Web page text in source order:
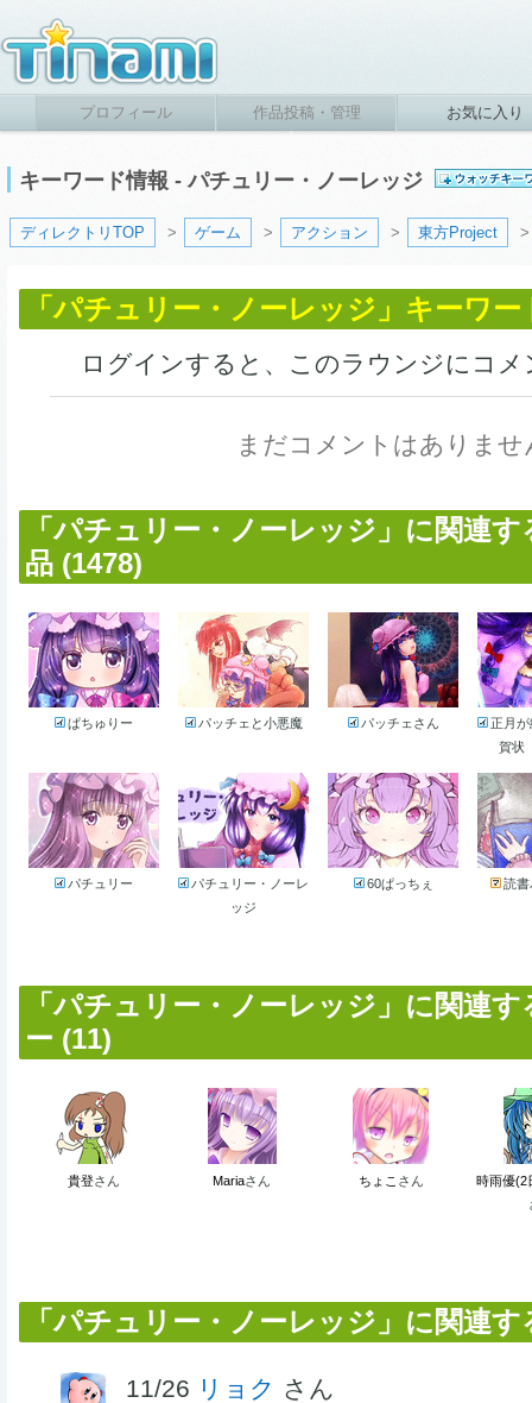
プロフィール 作品投稿・管理 お気に入り
キーワード情報 - パチュリー・ノーレッジ
ディレクトリTOP > ゲーム > アクション > 東方Project
「パチュリー・ノーレッジ」キーワ
ログインすると、このラウンジにコ
まだコメントはありませ
「パチュリー・ノーレッジ」に関連
品 (1478)
ぱちゅりー パッチェと小悪魔 パッチェさん
正月
賀状
パチュリー
パチュリー・ノーレ
ッジ
60ぱっちぇ 読書
「パチュリー・ノーレッジ」に関連
ー (11)
貴登さん Mariaさん ちょこ さん
時雨優(2
「パチュリー・ノーレッジ」に関連す
11/26 リョク さん